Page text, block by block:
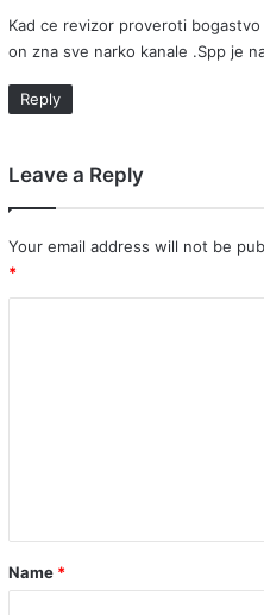
s
:
Kad ce revizor proveroti
on zna sve narko kanale .Spp je
Reply
Leave a Reply
Your email address will not be
*
*
Name *